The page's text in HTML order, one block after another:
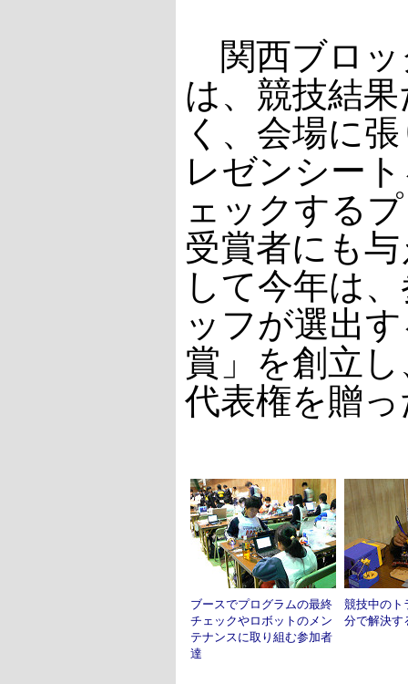
関西ブロッ
は、競技結
く、会場に
レゼンシー
ェックする
受賞者にも
して今年は
ッフが選出
賞」を創立
代表権を贈
ブースでプログラムの最終
チェックやロボットのメン
テナンスに取り組む参加者
達
競技中のト
分で解決す